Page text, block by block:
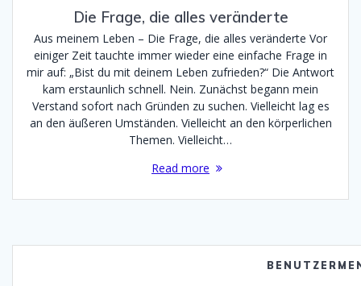
Die Frage, die alles veränderte
Aus meinem Leben – Die Frage, die alles veränderte Vor
einiger Zeit tauchte immer wieder eine einfache Frage in
mir auf: „Bist du mit deinem Leben zufrieden?“ Die Antwort
kam erstaunlich schnell. Nein. Zunächst begann mein
Verstand sofort nach Gründen zu suchen. Vielleicht lag es
an den äußeren Umständen. Vielleicht an den körperlichen
Themen. Vielleicht…
Read more